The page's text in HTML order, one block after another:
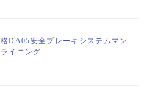
DA05安全ブレーキシステムマン
イニング